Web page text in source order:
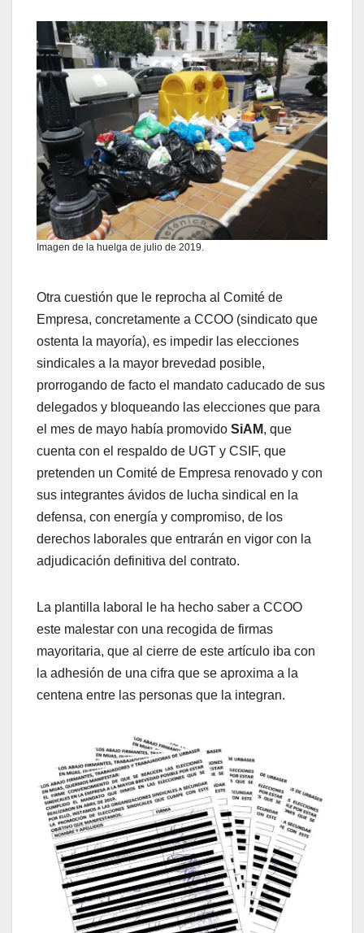
Imagen de la huelga de julio de 2019.
Otra cuestión que le reprocha al Comité de
Empresa, concretamente a CCOO (sindicato que
ostenta la mayoría), es impedir las elecciones
sindicales a la mayor brevedad posible,
prorrogando de facto el mandato caducado de sus
delegados y bloqueando las elecciones que para
el mes de mayo había promovido SiAM, que
cuenta con el respaldo de UGT y CSIF, que
pretenden un Comité de Empresa renovado y con
sus integrantes ávidos de lucha sindical en la
defensa, con energía y compromiso, de los
derechos laborales que entrarán en vigor con la
adjudicación definitiva del contrato.
La plantilla laboral le ha hecho saber a CCOO
este malestar con una recogida de firmas
mayoritaria, que al cierre de este artículo iba con
la adhesión de una cifra que se aproxima a la
centena entre las personas que la integran.